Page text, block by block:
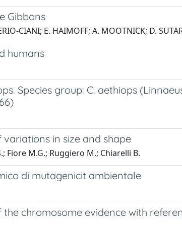
Gibbons
CIANI; E. HAIMOFF; A. MOOTNICK; D.
humans
Species group: C. aethiops
in size and shape
Fiore M.G.; Ruggiero M.; Chiarelli B.
di mutagenicit ambientale
chromosome evidence with